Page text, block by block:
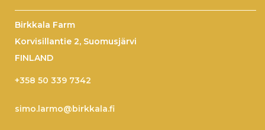
Birkkala Farm
Korvisillantie 2, Suomusjärvi
FINLAND
+358 50 339 7342
simo.larmo@birkkala.fi